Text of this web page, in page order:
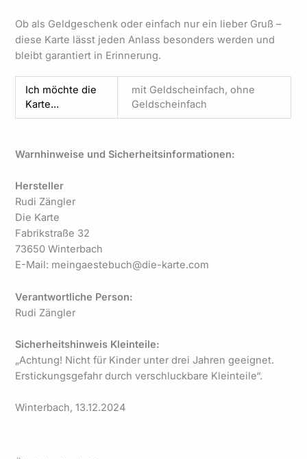
Ob als Geldgeschenk oder einfach nur ein lieber Gruß –
diese Karte lässt jeden Anlass besonders werden und
bleibt garantiert in Erinnerung.
Ich möchte die
Karte...
mit Geldscheinfach, ohne
Geldscheinfach
Warnhinweise und Sicherheitsinformationen:
Hersteller
Rudi Zängler
Die Karte
Fabrikstraße 32
73650 Winterbach
E-Mail: meingaestebuch@die-karte.com
Verantwortliche Person:
Rudi Zängler
Sicherheitshinweis Kleinteile:
„Achtung! Nicht für Kinder unter drei Jahren geeignet.
Erstickungsgefahr durch verschluckbare Kleinteile“.
Winterbach, 13.12.2024